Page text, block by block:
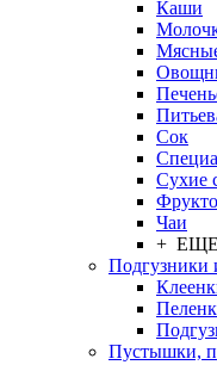
Каши
Сок
Сухие
Чаи
+ ЕЩЕ
Подгузники
Пустышки,